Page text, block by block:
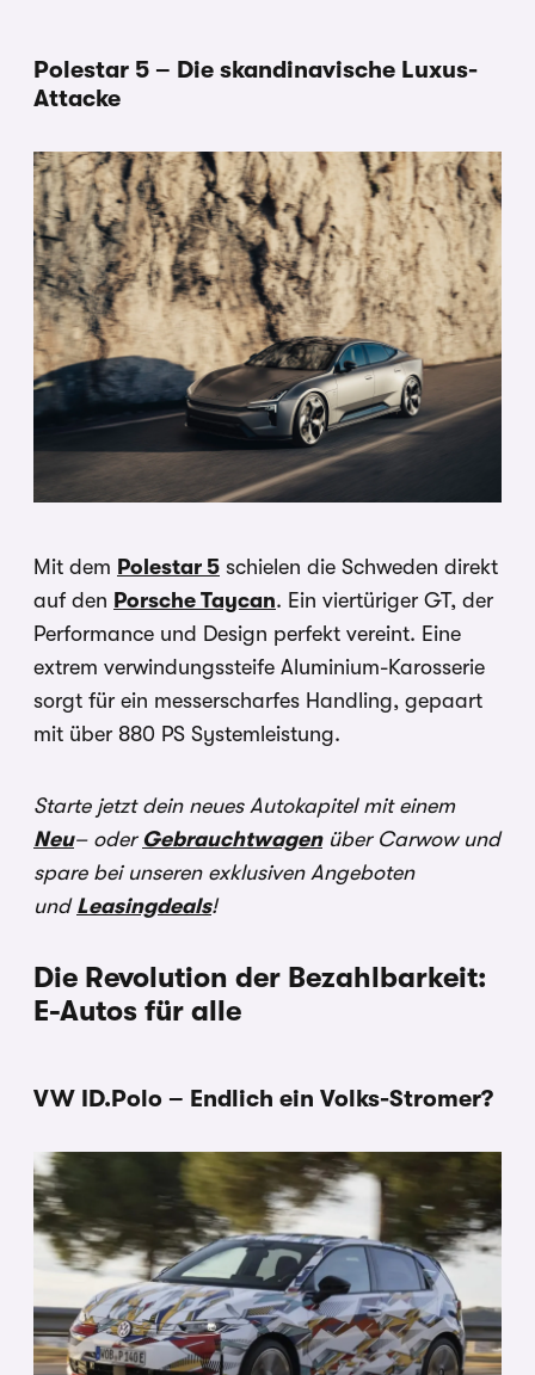
Polestar 5 – Die skandinavische Luxus-
Attacke
Mit dem Polestar 5 schielen die Schweden direkt
auf den Porsche Taycan. Ein viertüriger GT, der
Performance und Design perfekt vereint. Eine
extrem verwindungssteife Aluminium-Karosserie
sorgt für ein messerscharfes Handling, gepaart
mit über 880 PS Systemleistung.
Starte jetzt dein neues Autokapitel mit einem
Neu– oder Gebrauchtwagenüber Carwow und
spare bei unseren exklusiven Angeboten
und Leasingdeals!
Die Revolution der Bezahlbarkeit:
E-Autos für alle
VW ID.Polo – Endlich ein Volks-Stromer?